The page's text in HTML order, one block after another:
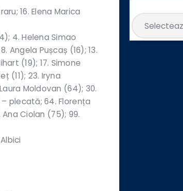
16. Elena Marica
4. Helena Simao
Angela Pușcaș (16); 13.
(19); 17. Simone
(11); 23. Iryna
Moldovan (64); 30.
plecată; 64. Florența
Ciolan (75); 99.